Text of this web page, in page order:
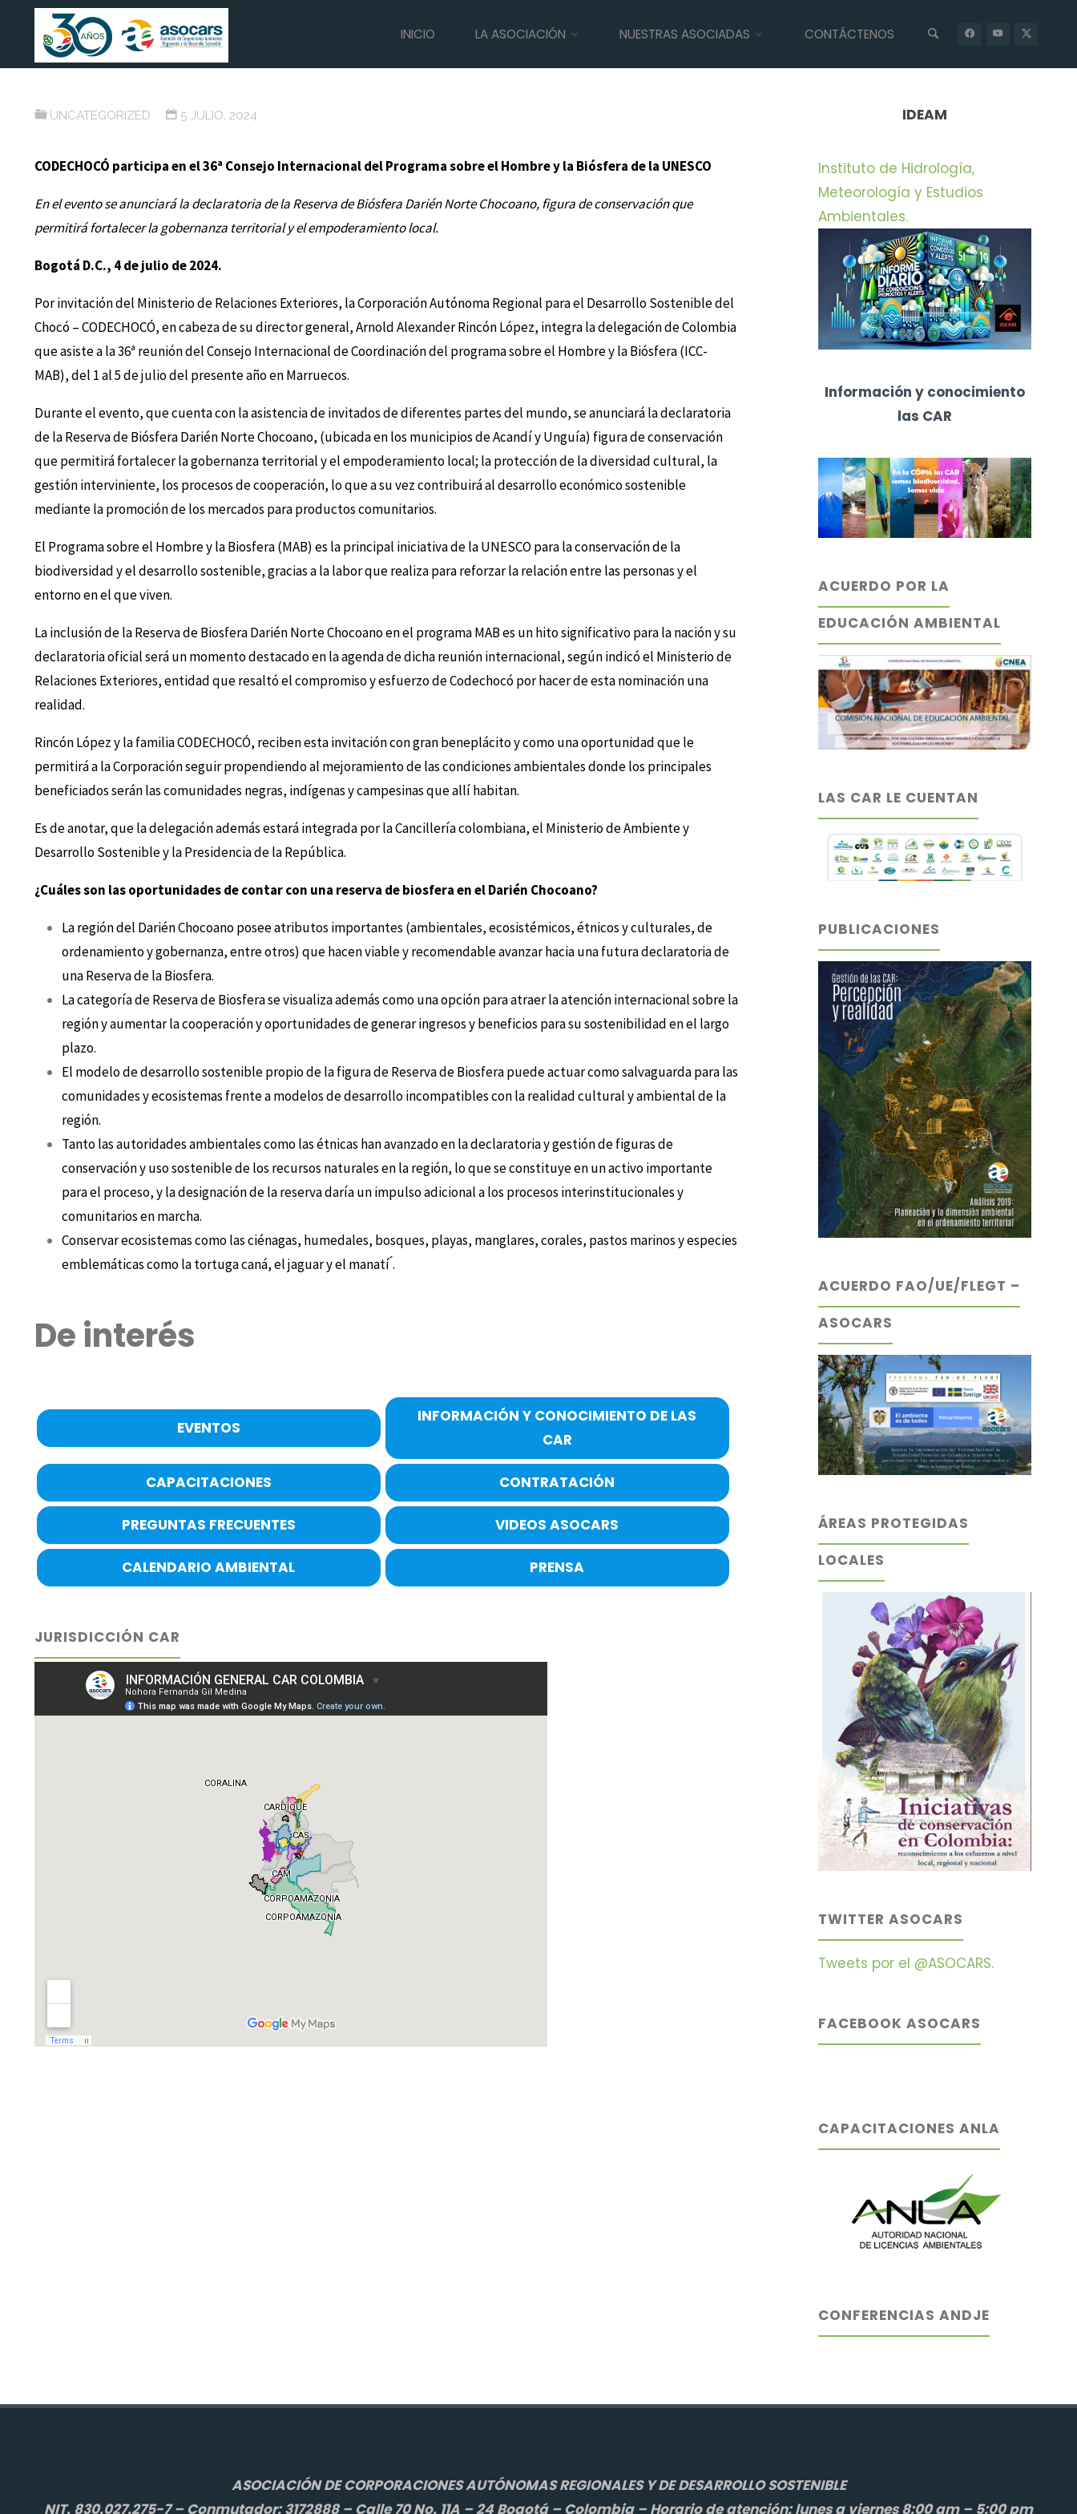
contenido
REGIONALES Y DE
INICIO LA ASOCIACIÓN NUESTRAS ASOCIADAS CONTÁCTENOS
CODECHOCÓ participa en el 36ª Consejo Internacional del
CONSEJO INTERNACIONAL DEL PROGRAMA SOBRE EL HOMBRE Y LA
UNCATEGORIZED 5 JULIO, 2024
CODECHOCÓ participa en el 36ª Consejo Internacional del Programa sobre el Hombre y la Biósfera de la UNESCO
En el evento se anunciará la declaratoria de la Reserva de Biósfera Darién Norte Chocoano, figura de conservación que
permitirá fortalecer la gobernanza territorial y el empoderamiento local.
Bogotá D.C., 4 de julio de 2024.
Por invitación del Ministerio de Relaciones Exteriores, la Corporación Autónoma Regional para el Desarrollo Sostenible del
Chocó – CODECHOCÓ, en cabeza de su director general, Arnold Alexander Rincón López, integra la delegación de Colombia
que asiste a la 36ª reunión del Consejo Internacional de Coordinación del programa sobre el Hombre y la Biósfera (ICC-
MAB), del 1 al 5 de julio del presente año en Marruecos.
Durante el evento, que cuenta con la asistencia de invitados de diferentes partes del mundo, se anunciará la declaratoria
de la Reserva de Biósfera Darién Norte Chocoano, (ubicada en los municipios de Acandí y Unguía) figura de conservación
que permitirá fortalecer la gobernanza territorial y el empoderamiento local; la protección de la diversidad cultural, la
gestión interviniente, los procesos de cooperación, lo que a su vez contribuirá al desarrollo económico sostenible
mediante la promoción de los mercados para productos comunitarios.
El Programa sobre el Hombre y la Biosfera (MAB) es la principal iniciativa de la UNESCO para la conservación de la
biodiversidad y el desarrollo sostenible, gracias a la labor que realiza para reforzar la relación entre las personas y el
entorno en el que viven.
La inclusión de la Reserva de Biosfera Darién Norte Chocoano en el programa MAB es un hito significativo para la nación y su
declaratoria oficial será un momento destacado en la agenda de dicha reunión internacional, según indicó el Ministerio de
Relaciones Exteriores, entidad que resaltó el compromiso y esfuerzo de Codechocó por hacer de esta nominación una
realidad.
Rincón López y la familia CODECHOCÓ, reciben esta invitación con gran beneplácito y como una oportunidad que le
permitirá a la Corporación seguir propendiendo al mejoramiento de las condiciones ambientales donde los principales
beneficiados serán las comunidades negras, indígenas y campesinas que allí habitan.
Es de anotar, que la delegación además estará integrada por la Cancillería colombiana, el Ministerio de Ambiente y
Desarrollo Sostenible y la Presidencia de la República.
¿Cuáles son las oportunidades de contar con una reserva de biosfera en el Darién Chocoano?
La región del Darién Chocoano posee atributos importantes (ambientales, ecosistémicos, étnicos y culturales, de
ordenamiento y gobernanza, entre otros) que hacen viable y recomendable avanzar hacia una futura declaratoria de
una Reserva de la Biosfera.
La categoría de Reserva de Biosfera se visualiza además como una opción para atraer la atención internacional sobre la
región y aumentar la cooperación y oportunidades de generar ingresos y beneficios para su sostenibilidad en el largo
plazo.
El modelo de desarrollo sostenible propio de la figura de Reserva de Biosfera puede actuar como salvaguarda para las
comunidades y ecosistemas frente a modelos de desarrollo incompatibles con la realidad cultural y ambiental de la
región.
Tanto las autoridades ambientales como las étnicas han avanzado en la declaratoria y gestión de figuras de
conservación y uso sostenible de los recursos naturales en la región, lo que se constituye en un activo importante
para el proceso, y la designación de la reserva daría un impulso adicional a los procesos interinstitucionales y
comunitarios en marcha.
Conservar ecosistemas como las ciénagas, humedales, bosques, playas, manglares, corales, pastos marinos y especies
emblemáticas como la tortuga caná, el jaguar y el manatí ́.
De interés
EVENTOS
INFORMACIÓN Y CONOCIMIENTO DE LAS
CAR
CAPACITACIONES CONTRATACIÓN
PREGUNTAS FRECUENTES VIDEOS ASOCARS
CALENDARIO AMBIENTAL PRENSA
JURISDICCIÓN CAR
IDEAM
Instituto de Hidrología,
Meteorología y Estudios
Ambientales.
Información y conocimiento
las CAR
ACUERDO POR LA
EDUCACIÓN AMBIENTAL
LAS CAR LE CUENTAN
PUBLICACIONES
ACUERDO FAO/UE/FLEGT –
ASOCARS
ÁREAS PROTEGIDAS
LOCALES
TWITTER ASOCARS
Tweets por el @ASOCARS.
FACEBOOK ASOCARS
CAPACITACIONES ANLA
CONFERENCIAS ANDJE
ASOCIACIÓN DE CORPORACIONES AUTÓNOMAS REGIONALES Y DE DESARROLLO SOSTENIBLE
NIT. 830.027.275-7 – Conmutador: 3172888 – Calle 70 No. 11A – 24 Bogotá – Colombia – Horario de atención: lunes a viernes 8:00 am – 5:00 pm